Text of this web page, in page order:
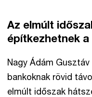
Az elmúlt
építkezhetnek
Nagy Ádám
bankoknak rövid
elmúlt időszak